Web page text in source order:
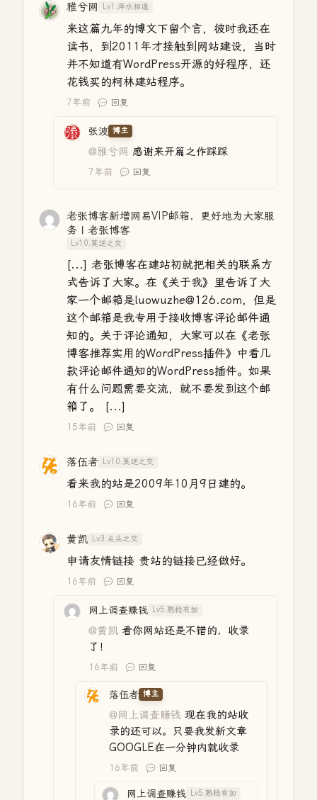
雅兮网 Lv1.萍水相逢
来这篇九年的博文下留个言，彼时我还在
读书，到2011年才接触到网站建设，当时
并不知道有WordPress开源的好程序，还
花钱买的柯林建站程序。
7年前 回复
张波 博主
@雅兮网 感谢来开篇之作踩踩
7年前 回复
老张博客新增网易VIP邮箱，更好地为大家服
务 | 老张博客
Lv10.莫逆之交
[...] 老张博客在建站初就把相关的联系方
式告诉了大家。在《关于我》里告诉了大
家一个邮箱是luowuzhe@126.com，但是
这个邮箱是我专用于接收博客评论邮件通
知的。关于评论通知，大家可以在《老张
博客推荐实用的WordPress插件》中看几
款评论邮件通知的WordPress插件。如果
有什么问题需要交流，就不要发到这个邮
箱了。 [...]
15年前 回复
落伍者 Lv10.莫逆之交
看来我的站是2009年10月9日建的。
16年前 回复
黄凯 Lv3.点头之交
申请友情链接 贵站的链接已经做好。
16年前 回复
网上调查赚钱 Lv5.熟稔有加
@黄凯看你网站还是不错的，收录
了！
16年前 回复
落伍者 博主
@网上调查赚钱 现在我的站收
录的还可以。只要我发新文章
GOOGLE在一分钟内就收录
16年前 回复
网上调查赚钱 Lv5.熟稔有加